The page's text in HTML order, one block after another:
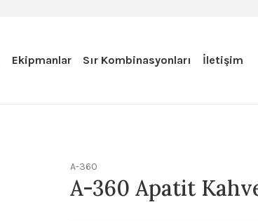
Ekipmanlar Sır Kombinasyonları İletişim
A-360
A-360 Apatit